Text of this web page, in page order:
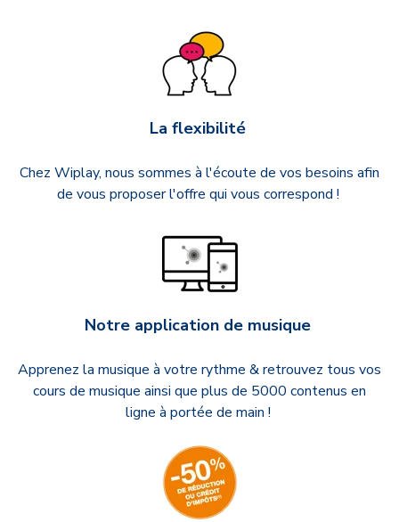
La flexibilité
Chez Wiplay, nous sommes à l'écoute de vos besoins afin
de vous proposer l'offre qui vous correspond !
Notre application de musique
Apprenez la musique à votre rythme & retrouvez tous vos
cours de musique ainsi que plus de 5000 contenus en
ligne à portée de main !